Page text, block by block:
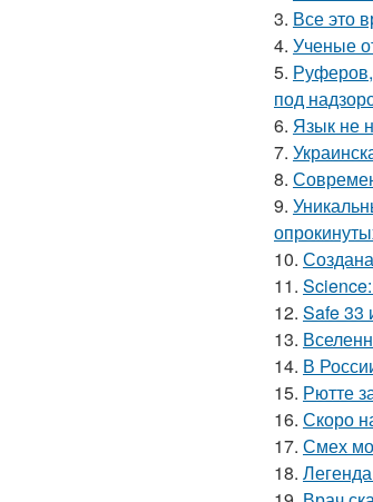
3. Все это
4. Ученые
5. Руферов,
под
6. Язык не
7.
8.
9.
10.
11.
12. Safe 33
13.
14. В
15. Рютте
16. Скоро
17. Смех
18.